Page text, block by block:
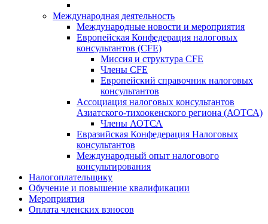
Международная деятельность
Международные новости и мероприятия
Европейская Конфедерация налоговых
консультантов (CFE)
Миссия и структура CFE
Члены CFE
Европейский справочник налоговых
консультантов
Ассоциация налоговых консультантов
Азиатского-тихоокенского региона (АОТСА)
Члены АОТСА
Евразийская Конфедерация Налоговых
консультантов
Международный опыт налогового
консультирования
Налогоплательщику
Обучение и повышение квалификации
Мероприятия
Оплата членских взносов